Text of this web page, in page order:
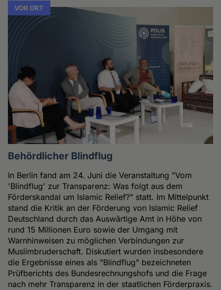
VOR ORT
Behördlicher Blindflug
In Berlin fand am 24. Juni die Veranstaltung "Vom
'Blindflug' zur Transparenz: Was folgt aus dem
Förderskandal um Islamic Relief?" statt. Im Mittelpunkt
stand die Kritik an der Förderung von Islamic Relief
Deutschland durch das Auswärtige Amt in Höhe von
rund 15 Millionen Euro sowie der Umgang mit
Warnhinweisen zu möglichen Verbindungen zur
Muslimbruderschaft. Diskutiert wurden insbesondere
die Ergebnisse eines als "Blindflug" bezeichneten
Prüfberichts des Bundesrechnungshofs und die Frage
nach mehr Transparenz in der staatlichen Förderpraxis.